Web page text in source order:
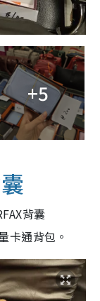
+5
背囊
卡通背包。